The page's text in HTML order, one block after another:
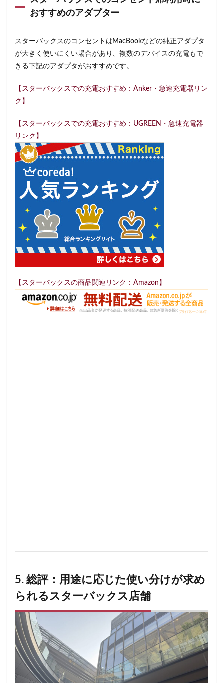
おすすめのアダプター
スターバックスのコンセントはMacBookなどの純正アダプタ
が大きく使いにくい場合があり、複数のデバイスの充電もで
きる下記のアダプタがおすすめです。
【スターバックスでの充電おすすめ：Anker・急速充電器リン
ク】
【スターバックスでの充電おすすめ：UGREEN・急速充電器
リンク】
【スターバックスの商品関連リンク：Amazon】
5. 総評：用途に応じた使い分けが求め
られるスターバックス店舗
限定店舗 難波駅 雷門
青梅 青梅インター 青葉区 青葉台
順天堂医院 順天堂大学 飯田橋 館林
馬車道 駅ナカ 駅ビル
駒澤大学 高坂 高尾
高辻 高速道路 鳥浜 鶴ヶ島市
鶴見 鶴見駅 鹿嶋市 麹町 麻布十番
麻布台 麻布台ヒルズ
検索